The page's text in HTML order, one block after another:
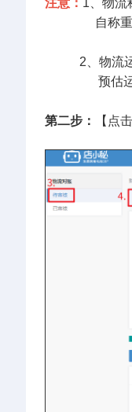
注意： 1、物流
自称重：处
2、物流运
预估运费：
第二步： 【点